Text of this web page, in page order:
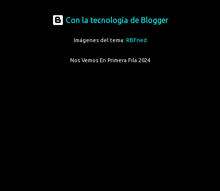
Con la tecnología de Blogger
Imágenes del tema: RBFried
Nos Vemos En Primera Fila 2024